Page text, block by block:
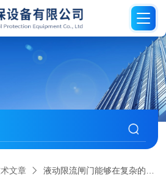
文章 液动限流闸门能够在复杂的工作条件下持续稳定运行